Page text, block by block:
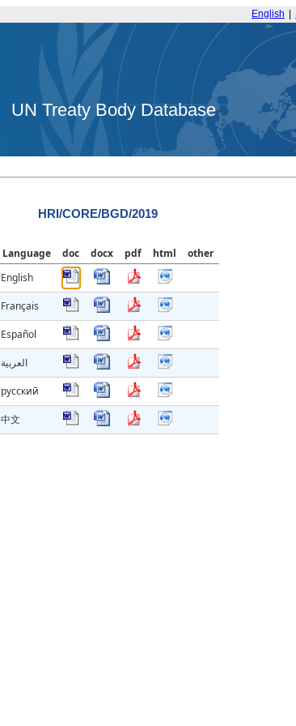
English
UN Treaty Body Database
HRI/CORE/BGD/2019
Language doc docx pdf html
other
English
Français
Español
العربية
русский
中文